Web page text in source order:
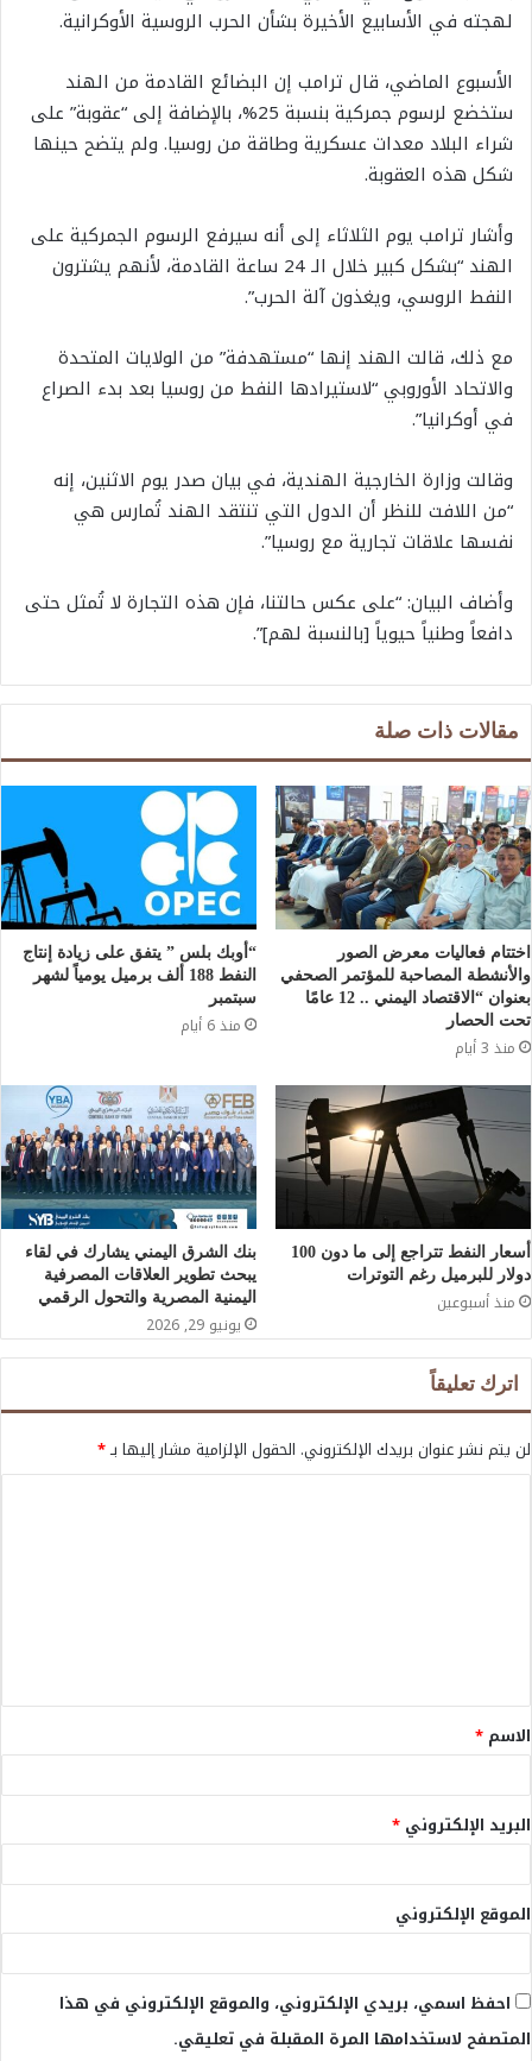
لهجته في الأسابيع الأخيرة بشأن الحرب الروسية الأوكرانية.
الأسبوع الماضي، قال ترامب إن البضائع القادمة من الهند
ستخضع لرسوم جمركية بنسبة 25%، بالإضافة إلى “عقوبة” على
شراء البلاد معدات عسكرية وطاقة من روسيا. ولم يتضح حينها
شكل هذه العقوبة.
وأشار ترامب يوم الثلاثاء إلى أنه سيرفع الرسوم الجمركية على
الهند “بشكل كبير خلال الـ 24 ساعة القادمة، لأنهم يشترون
النفط الروسي، ويغذون آلة الحرب”.
مع ذلك، قالت الهند إنها “مستهدفة” من الولايات المتحدة
والاتحاد الأوروبي “لاستيرادها النفط من روسيا بعد بدء الصراع
في أوكرانيا”.
وقالت وزارة الخارجية الهندية، في بيان صدر يوم الاثنين، إنه
“من اللافت للنظر أن الدول التي تنتقد الهند تُمارس هي
نفسها علاقات تجارية مع روسيا”.
وأضاف البيان: “على عكس حالتنا، فإن هذه التجارة لا تُمثل حتى
دافعاً وطنياً حيوياً [بالنسبة لهم]”.
مقالات ذات صلة
اختتام فعاليات معرض الصور
والأنشطة المصاحبة للمؤتمر الصحفي
بعنوان “الاقتصاد اليمني .. 12 عامًا
تحت الحصار
منذ 3 أيام
“أوبك بلس ” يتفق على زيادة إنتاج
النفط 188 ألف برميل يومياً لشهر
سبتمبر
منذ 6 أيام
أسعار النفط تتراجع إلى ما دون 100
دولار للبرميل رغم التوترات
منذ أسبوعين
بنك الشرق اليمني يشارك في لقاء
يبحث تطوير العلاقات المصرفية
اليمنية المصرية والتحول الرقمي
يونيو 29, 2026
اترك تعليقاً
لن يتم نشر عنوان بريدك الإلكتروني. الحقول الإلزامية مشار إليها بـ*
ق
*
الاسم *
البريد الإلكتروني *
الموقع الإلكتروني
احفظ اسمي، بريدي الإلكتروني، والموقع الإلكتروني في هذا
المتصفح لاستخدامها المرة المقبلة في تعليقي.